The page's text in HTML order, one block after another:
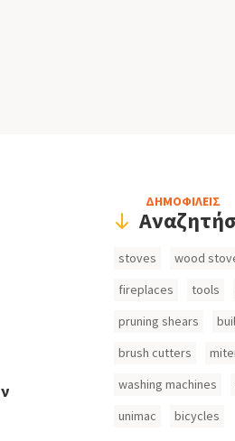
HeaderΔΗΜΟΦΙΛΕΙΣ
Search
stoves
wood
fireplaces
tools
pruning shears
brush cutters
washing machines
unimac
bicycles